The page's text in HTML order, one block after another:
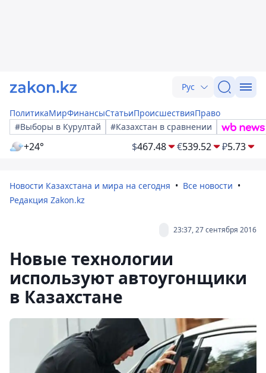
Рус
ПолитикаМирФинансыСтатьиПроисшествияПраво
#Выборы в Курултай
#Казахстан в сравнении
+24° $467.48 €539.52 ₽5.73
Новости Казахстана и мира на сегодня
Все новости
Редакция Zakon.kz
23:37, 27 сентября 2016
Новые технологии
используют автоугонщики
в Казахстане